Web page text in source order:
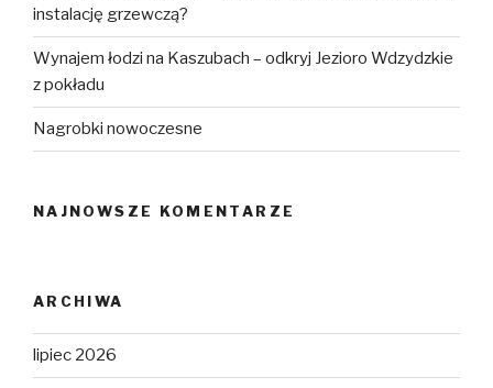
instalację grzewczą?
Wynajem łodzi na Kaszubach – odkryj Jezioro Wdzydzkie
z pokładu
Nagrobki nowoczesne
NAJNOWSZE KOMENTARZE
ARCHIWA
lipiec 2026